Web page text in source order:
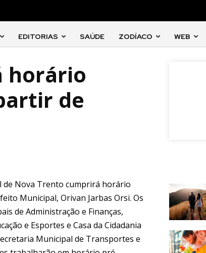
EDITORIAS SAÚDE ZODÍACO WEB
horário
de
de Nova Trento cumprirá horário
Municipal, Orivan Jarbas Orsi. Os
de Administração e Finanças,
e Esportes e Casa da Cidadania
Municipal de Transportes e